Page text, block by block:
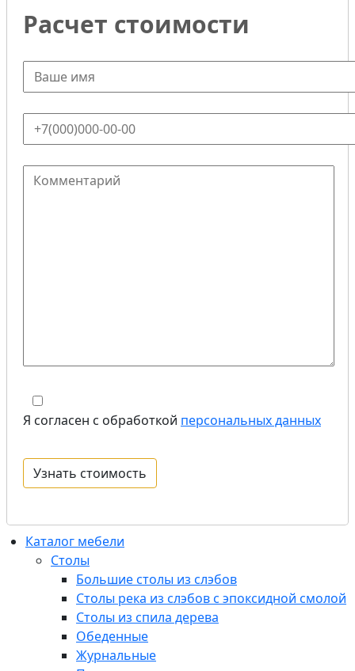
Расчет стоимости
Я согласен с обработкой персональных данных
Каталог мебели
Столы
Большие столы из слэбов
Столы река из слэбов с эпоксидной смолой
Столы из спила дерева
Обеденные
Журнальные